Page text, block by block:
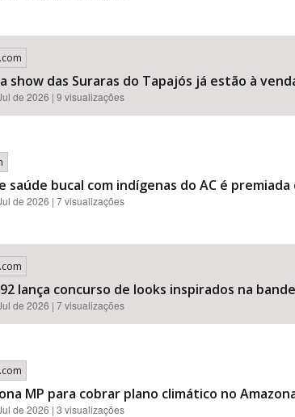
show das Suraras do Tapajós já estão à
de 2026 | 9 visualizações
saúde bucal com indígenas do AC é
de 2026 | 7 visualizações
lança concurso de looks inspirados na
de 2026 | 7 visualizações
MP para cobrar plano climático no
de 2026 | 3 visualizações